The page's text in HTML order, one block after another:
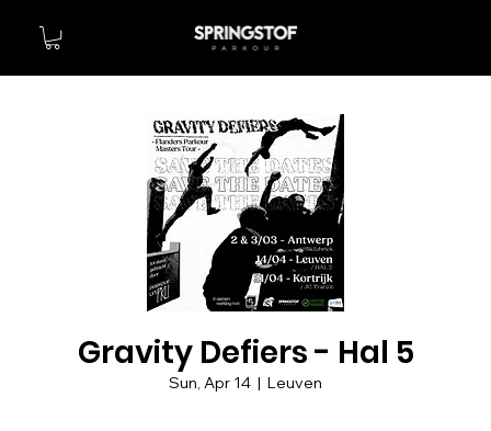
Gravity Defiers - Hal 5
Sun, Apr 14
  |
Leuven